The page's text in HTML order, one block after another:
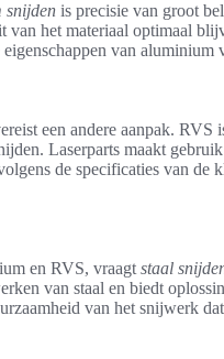
snijden is precisie van groot
van het materiaal optimaal
van aluminium
een andere aanpak.
Laserparts maakt
de specificaties van de
en RVS, vraagt staal
van staal en biedt
van het snijwerk